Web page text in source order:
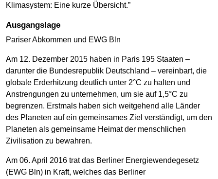
Klimasystem: Eine kurze Übersicht.”
Ausgangslage
Pariser Abkommen und EWG Bln
Am 12. Dezember 2015 haben in Paris 195 Staaten –
darunter die Bundesrepublik Deutschland – vereinbart, die
globale Erderhitzung deutlich unter 2°C zu halten und
Anstrengungen zu unternehmen, um sie auf 1,5°C zu
begrenzen. Erstmals haben sich weitgehend alle Länder
des Planeten auf ein gemeinsames Ziel verständigt, um den
Planeten als gemeinsame Heimat der menschlichen
Zivilisation zu bewahren.
Am 06. April 2016 trat das Berliner Energiewendegesetz
(EWG Bln) in Kraft, welches das Berliner